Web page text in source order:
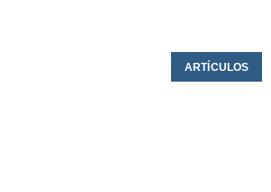
ARTÍCULOS